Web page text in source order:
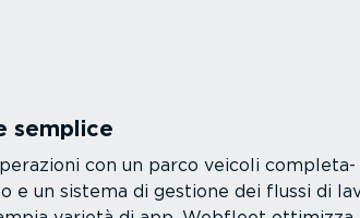
semplice
con un parco veicoli comple­ta­
e un sistema di gestione dei flussi di